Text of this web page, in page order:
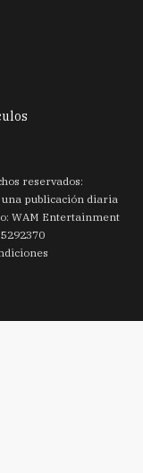
reservados:
publicación diaria
WAM Entertainment